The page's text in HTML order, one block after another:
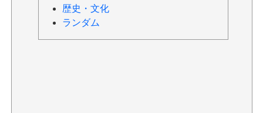
歴史・文化
ランダム